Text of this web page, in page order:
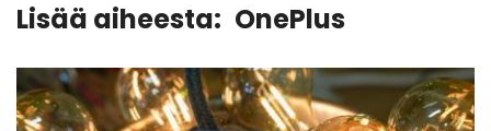
Lisää aiheesta: OnePlus